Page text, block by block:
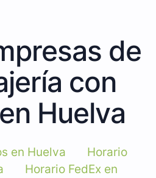
de
con
Huelva
en Huelva
Horario
Horario FedEx en